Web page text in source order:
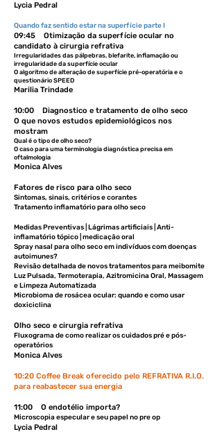
Lycia Pedral
Quando faz sentido estar na superfície parte I
09:45 Otimização da superfície ocular no
candidato à cirurgia refrativa
Irregularidades das pálpebras, blefarite, inflamação ou
irregularidade da superfície ocular
O algoritmo de alteração de superfície pré-operatória e o
questionário SPEED
Marilia Trindade
10:00 Diagnostico e tratamento de olho seco
O que novos estudos epidemiológicos nos
mostram
Qual é o tipo de olho seco?
O caso para uma terminologia diagnóstica precisa em
oftalmologia
Monica Alves
Fatores de risco para olho seco
Sintomas, sinais, critérios e corantes
Tratamento inflamatório para olho seco
Medidas Preventivas | Lágrimas artificiais | Anti-
inflamatório tópico | medicação oral
Spray nasal para olho seco em indivíduos com doenças
autoimunes?
Revisão detalhada de novos tratamentos para meibomite
Luz Pulsada, Termoterapia, Azitromicina Oral, Massagem
e Limpeza Automatizada
Microbioma de rosácea ocular: quando e como usar
doxiciclina
Olho seco e cirurgia refrativa
Fluxograma de como realizar os cuidados pré e pós-
operatórios
Monica Alves
10:20 Coffee Break oferecido pelo REFRATIVA R.I.O.
para reabastecer sua energia
11:00 O endotélio importa?
Microscopia especular e seu papel no pre op
Lycia Pedral